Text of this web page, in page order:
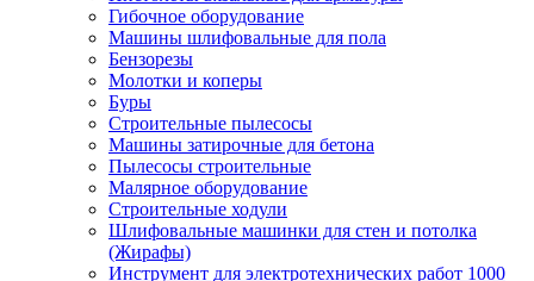
Гибочное оборудование
Машины шлифовальные для пола
Бензорезы
Молотки и коперы
Буры
Строительные пылесосы
Машины затирочные для бетона
Пылесосы строительные
Малярное оборудование
Строительные ходули
Шлифовальные машинки для стен и потолка
(Жирафы)
Инструмент для электротехнических работ 1000